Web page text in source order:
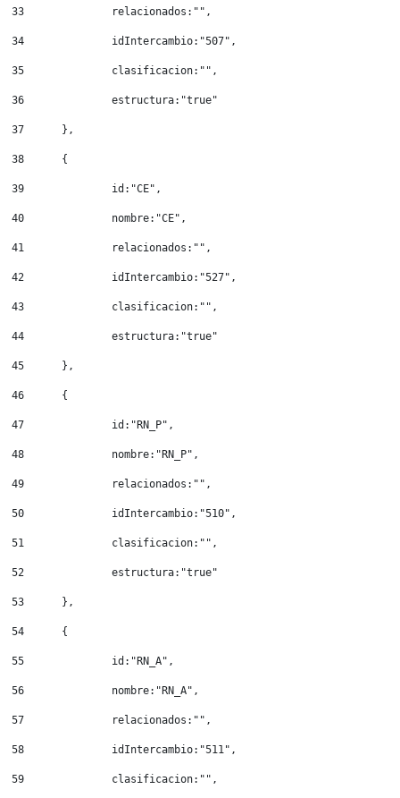
33
		relacionados:"",
34
		idIntercambio:"507",
35
		clasificacion:"",
36
		estructura:"true"
37
	},
38
	{
39
		id:"CE",
40
		nombre:"CE",
41
		relacionados:"",
42
		idIntercambio:"527",
43
		clasificacion:"",
44
		estructura:"true"
45
	},
46
	{
47
		id:"RN_P",
48
		nombre:"RN_P",
49
		relacionados:"",
50
		idIntercambio:"510",
51
		clasificacion:"",
52
		estructura:"true"
53
	},
54
	{
55
		id:"RN_A",
56
		nombre:"RN_A",
57
		relacionados:"",
58
		idIntercambio:"511",
59
		clasificacion:"",